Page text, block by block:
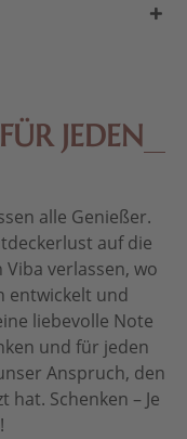
JEDEN
alle Genießer.
auf die
verlassen, wo
entwickelt und
liebevolle Note
und für jeden
Anspruch, den
hat. Schenken – Je